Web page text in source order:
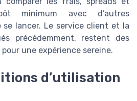
minimum avec d’autres
lancer. Le service client et la
précédemment, restent des
une expérience sereine.
d’utilisation